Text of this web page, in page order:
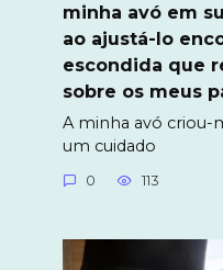
minha avó em
ao ajustá-lo
escondida que
sobre os meus
A minha avó criou-
um cuidado
0 113